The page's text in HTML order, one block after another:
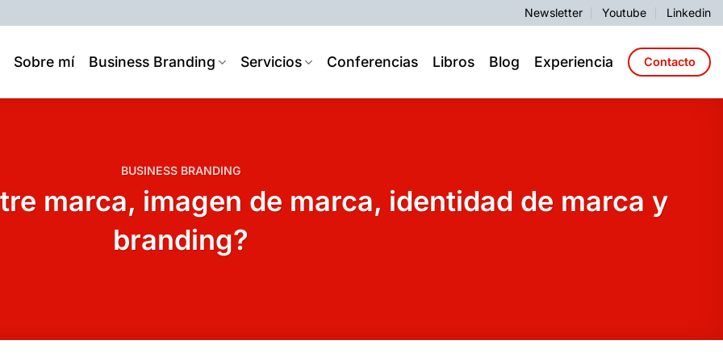
Newsletter Youtube Linkedin
Sobre mí Business Branding Servicios Conferencias Libros Blog Experiencia Contacto
BUSINESS BRANDING
marca, imagen de marca, identidad de marca y
branding?